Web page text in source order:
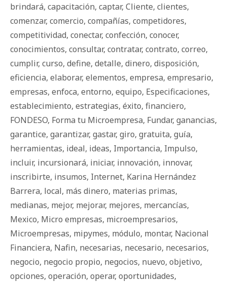
brindará, capacitación, captar, Cliente, clientes,
comenzar, comercio, compañías, competidores,
competitividad, conectar, confección, conocer,
conocimientos, consultar, contratar, contrato, correo,
cumplir, curso, define, detalle, dinero, disposición,
eficiencia, elaborar, elementos, empresa, empresario,
empresas, enfoca, entorno, equipo, Especificaciones,
establecimiento, estrategias, éxito, financiero,
FONDESO, Forma tu Microempresa, Fundar, ganancias,
garantice, garantizar, gastar, giro, gratuita, guía,
herramientas, ideal, ideas, Importancia, Impulso,
incluir, incursionará, iniciar, innovación, innovar,
inscribirte, insumos, Internet, Karina Hernández
Barrera, local, más dinero, materias primas,
medianas, mejor, mejorar, mejores, mercancías,
Mexico, Micro empresas, microempresarios,
Microempresas, mipymes, módulo, montar, Nacional
Financiera, Nafin, necesarias, necesario, necesarios,
negocio, negocio propio, negocios, nuevo, objetivo,
opciones, operación, operar, oportunidades,